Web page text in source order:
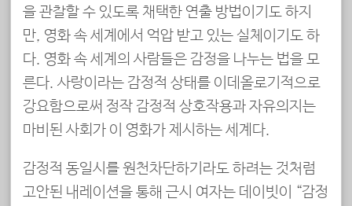
을 관찰할 수 있도록 채택한 연출 방법이기도 하지
만, 영화 속 세계에서 억압 받고 있는 실체이기도 하
다. 영화 속 세계의 사람들은 감정을 나누는 법을 모
른다. 사랑이라는 감정적 상태를 이데올로기적으로
강요함으로써 정작 감정적 상호작용과 자유의지는
마비된 사회가 이 영화가 제시하는 세계다.
감정적 동일시를 원천차단하기라도 하려는 것처럼
고안된 내레이션을 통해 근시 여자는 데이빗이 “감정